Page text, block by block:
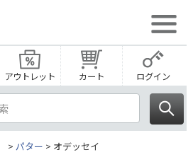
アウトレット カート ログイン
パター オデッセイ